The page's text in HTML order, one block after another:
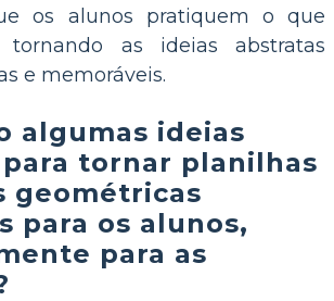
os alunos pratiquem o que
tornando as ideias abstratas
e memoráveis.
algumas ideias
tornar planilhas
geométricas
para os alunos,
para as